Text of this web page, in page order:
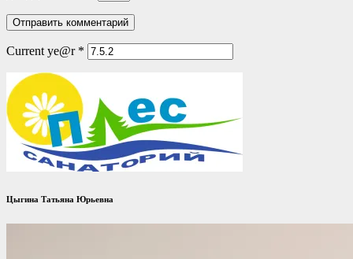
Current ye@r *
Цыгина Татьяна Юрьевна